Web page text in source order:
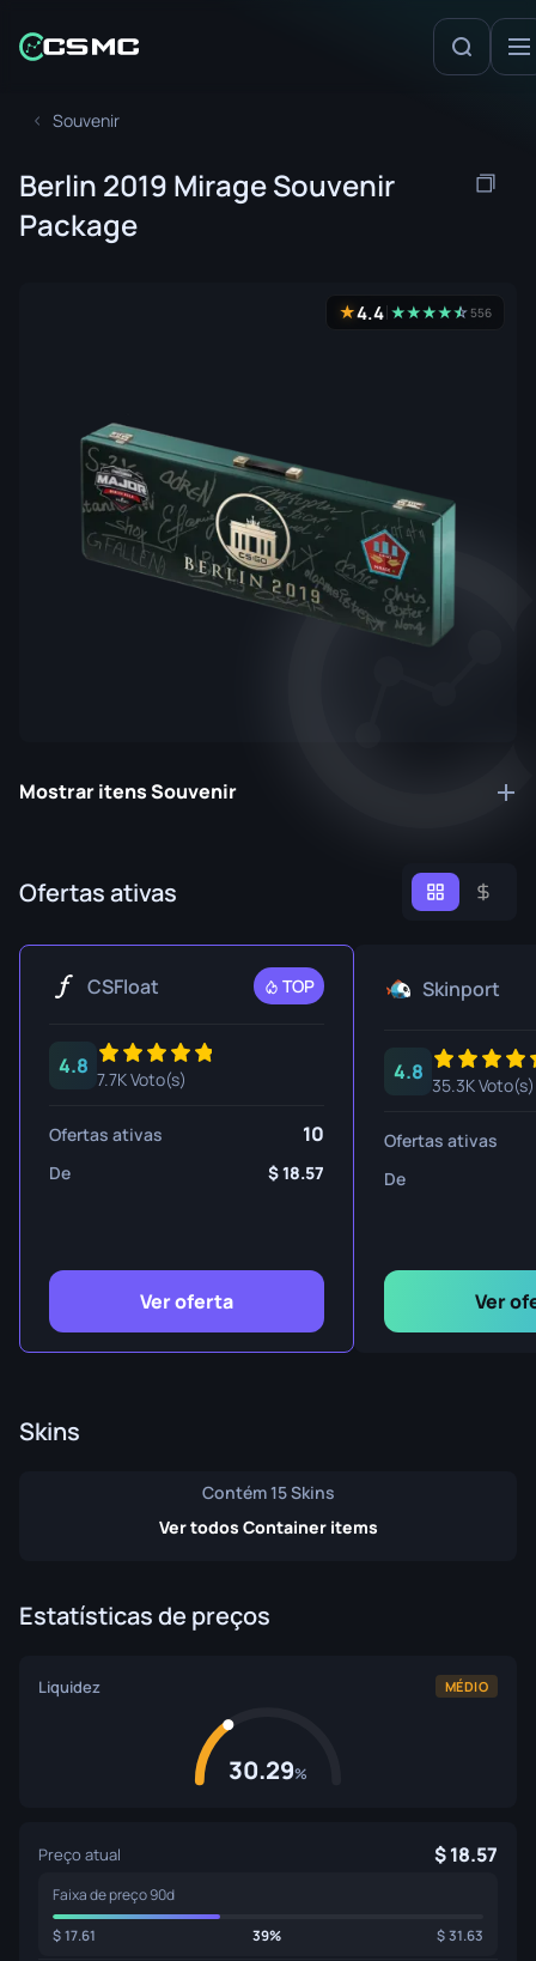
Souvenir
Berlin 2019 Mirage Souvenir
Package
★4.4 ★★★★★
☆556
Mostrar itens Souvenir
Ofertas ativas
CSFloat TOP
4.8
7.7K Voto(s)
Ofertas ativas 10
De 18.57
Ver oferta
Skinport
4.8
35.3K Voto(s)
Ofertas ativas
De
Ver
Skins
Contém 15 Skins
Ver todos Container items
Estatísticas de preços
Liquidez MÉDIO
30.29%
Preço atual 18.57
Faixa de preço 90d
17.61 39% 31.63